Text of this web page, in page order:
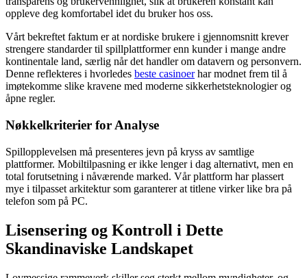
oppleve deg komfortabel idet du bruker hos oss.
Vårt bekreftet faktum er at nordiske brukere i gjennomsnitt krever
strengere standarder til spillplattformer enn kunder i mange andre
kontinentale land, særlig når det handler om datavern og personvern.
Denne reflekteres i hvorledes beste casinoerhar modnet frem til å
imøtekomme slike kravene med moderne sikkerhetsteknologier og
åpne regler.
Nøkkelkriterier for Analyse
Spillopplevelsen må presenteres jevn på kryss av samtlige
plattformer. Mobiltilpasning er ikke lenger i dag alternativt, men en
total forutsetning i nåværende marked. Vår plattform har plassert
mye i tilpasset arkitektur som garanterer at titlene virker like bra på
telefon som på PC.
Lisensering og Kontroll i Dette
Skandinaviske Landskapet